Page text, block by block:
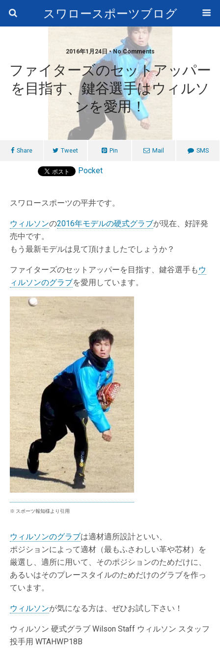
スワロースポーツブログ
2016年1月24日 • No Comments
ファイターズのセットアッパー
を目指す、鍵谷選手はウィルソ
ンを愛用！
Share Tweet Pin Mail SMS
Pocket
スワロースポーツの平井です。
ウィルソンの2016年モデルの硬式グラブが現在、好評発
売中です。
もう最新モデルは見て頂けましたでしょうか？
ファイターズのセットアッパーを目指す、鍵谷選手も ウ
ィルソンのグラブを愛用しています。
※ スポーツ報知様より引用
ウィルソンのグラブは適材適所設計といい、
ポジションによって適材（最もふさわしい革や芯材）を
厳選し、適所に用いて、そのポジションのためだけに、
あるいはそのプレースタイルのためだけのグラブを作っ
ています。
ウィルソンが気になる方は、ぜひお試し下さい！
ウィルソン 硬式グラブ Wilson Staff ウィルソン スタッフ
投手用 WTAHWP18B